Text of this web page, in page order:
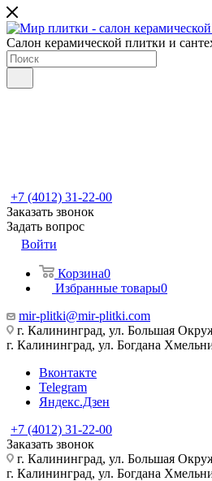
Салон керамической плитки и
+7 (4012) 31-22-00
Заказать звонок
Задать вопрос
Войти
Корзина0
Избранные товары0
mir-plitki@mir-plitki.com
г. Калининград, ул. Большая
г. Калининград, ул. Богдана
Вконтакте
Telegram
Яндекс.Дзен
+7 (4012) 31-22-00
Заказать звонок
г. Калининград, ул. Большая
г. Калининград, ул. Богдана